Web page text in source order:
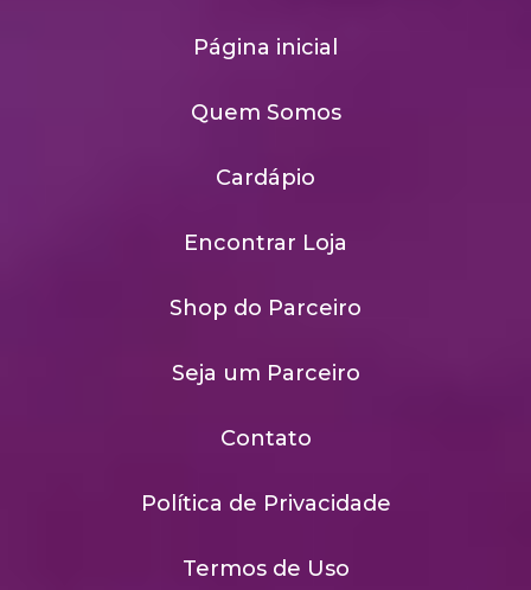
Página inicial
Quem Somos
Cardápio
Encontrar Loja
Shop do Parceiro
Seja um Parceiro
Contato
Política de Privacidade
Termos de Uso